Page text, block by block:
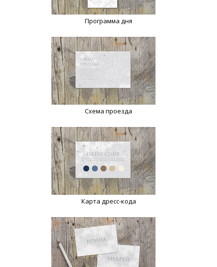
Программа дня
Схема проезда
Карта дресс-кода